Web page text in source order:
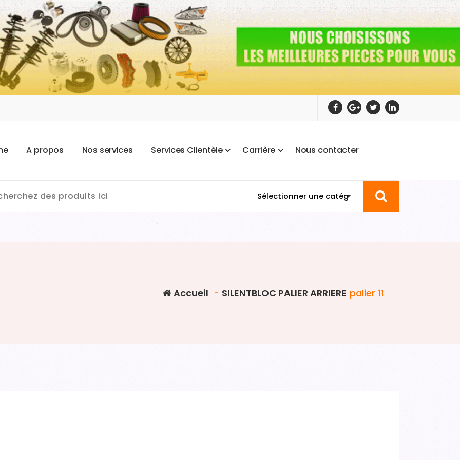
e A propos Nos services Services Clientèle Carrière Nous contacter
Accueil - SILENTBLOC PALIER ARRIERE palier 11